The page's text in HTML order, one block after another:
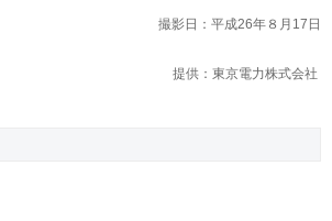
撮影日：平成26年８月17日
提供：東京電力株式会社